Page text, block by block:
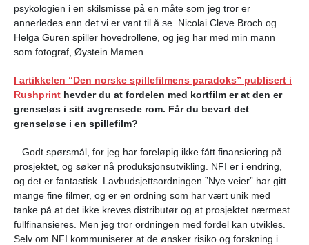
psykologien i en skilsmisse på en måte som jeg tror er
annerledes enn det vi er vant til å se. Nicolai Cleve Broch og
Helga Guren spiller hovedrollene, og jeg har med min mann
som fotograf, Øystein Mamen.
I artikkelen “Den norske spillefilmens paradoks” publisert i
Rushprint hevder du at fordelen med kortfilm er at den er
grenseløs i sitt avgrensede rom. Får du bevart det
grenseløse i en spillefilm?
– Godt spørsmål, for jeg har foreløpig ikke fått finansiering på
prosjektet, og søker nå produksjonsutvikling. NFI er i endring,
og det er fantastisk Lavbudsjettsordningen ”Nye veier” har gitt
mange fine filmer, og er en ordning som har vært unik med
tanke på at det ikke kreves distributør og at prosjektet nærmest
fullfinansieres. Men jeg tror ordningen med fordel kan utvikles.
Selv om NFI kommuniserer at de ønsker risiko og forskning i